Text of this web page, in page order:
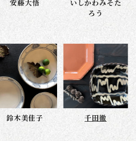
安藤大悟
いしかわみそた
ろう
鈴木美佳子 千田徹